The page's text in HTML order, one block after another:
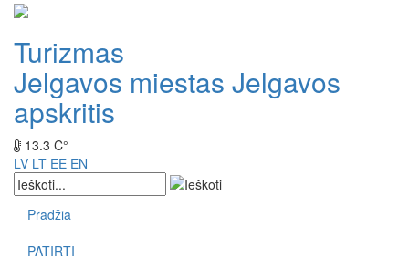
Turizmas
Jelgavos miestas Jelgavos
apskritis
13.3 C°
LV LT EE EN
Pradžia
PATIRTI